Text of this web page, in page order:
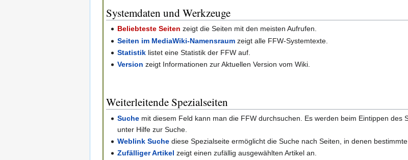
Systemdaten und Werkzeuge
Beliebteste Seiten zeigt die Seiten mit den meisten Aufrufen.
Seiten im MediaWiki-Namensraum zeigt alle FFW-Systemtexte.
Statistik listet eine Statistik der FFW auf.
Version zeigt Informationen zur Aktuellen Version vom Wiki.
Weiterleitende Spezialseiten
Suche mit diesem Feld kann man die FFW durchsuchen. Es werden beim Eintippen
unter Hilfe zur Suche.
Weblink Suche diese Spezialseite ermöglicht die Suche nach Seiten, in denen
Zufälliger Artikel zeigt einen zufällig ausgewählten Artikel an.